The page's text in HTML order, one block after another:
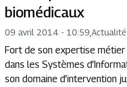
biomédicaux
09 avril 2014 - 10:59 Actualité
Fort de son expertise métier
dans les Systèmes
son domaine d’intervention